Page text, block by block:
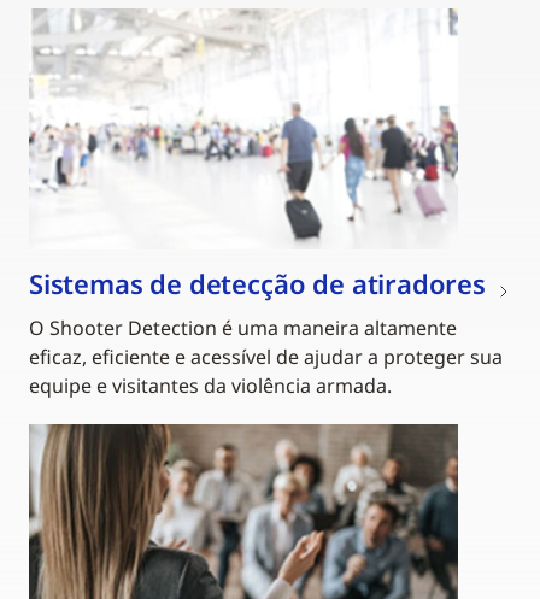
Sistemas de detecção de atiradores
O Shooter Detection é uma maneira altamente
eficaz, eficiente e acessível de ajudar a proteger sua
equipe e visitantes da violência armada.